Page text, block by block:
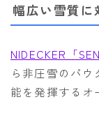
幅広い雪質
NIDECKER「
ら非圧雪のパ
能を発揮するオ